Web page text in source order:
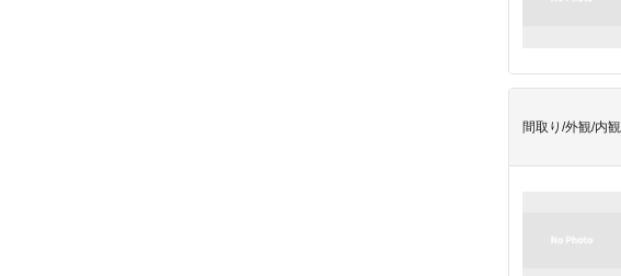
間取り/外観/内観